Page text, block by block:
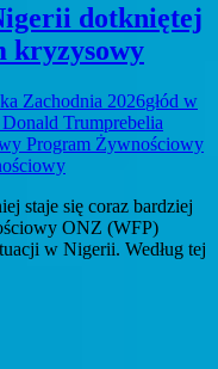
dotkniętej
kryzysowy
Zachodnia 2026głód w
Trumprebelia
Program Żywnościowy
staje się coraz bardziej
ONZ (WFP)
w Nigerii. Według tej